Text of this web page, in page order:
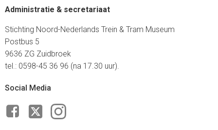
Administratie & secretariaat
Stichting Noord-Nederlands Trein & Tram Museum
Postbus 5
9636 ZG Zuidbroek
tel.: 0598-45 36 96 (na 17.30 uur).
Social Media